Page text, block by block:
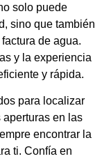
solo puede
sino que también
de agua.
y la experiencia
y rápida.
para localizar
aperturas en las
encontrar la
ti. Confía en